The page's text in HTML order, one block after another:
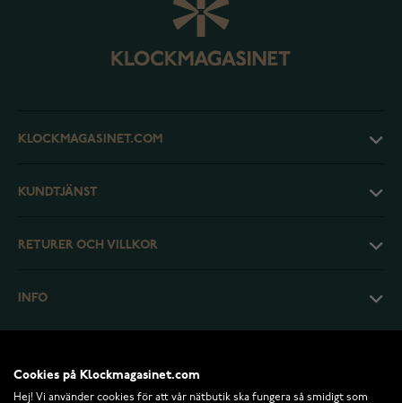
KLOCKMAGASINET.COM
KUNDTJÄNST
RETURER OCH VILLKOR
INFO
Cookies på Klockmagasinet.com
Hej! Vi använder cookies för att vår nätbutik ska fungera så smidigt som